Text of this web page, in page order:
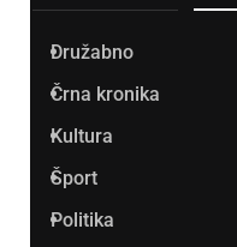
Družabno
Črna kronika
Kultura
Šport
Politika